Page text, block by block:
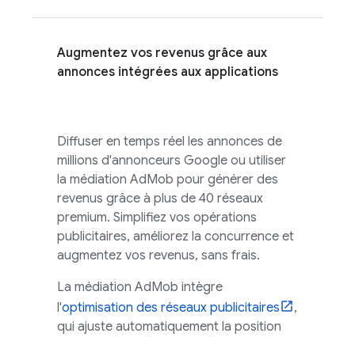
Augmentez vos revenus grâce aux
annonces intégrées aux applications
Diffuser en temps réel les annonces de
millions d'annonceurs Google ou utiliser
la médiation AdMob pour générer des
revenus grâce à plus de 40 réseaux
premium. Simplifiez vos opérations
publicitaires, améliorez la concurrence et
augmentez vos revenus, sans frais.
La médiation AdMob intègre
l'optimisation des réseaux publicitaires
,
qui ajuste automatiquement la position